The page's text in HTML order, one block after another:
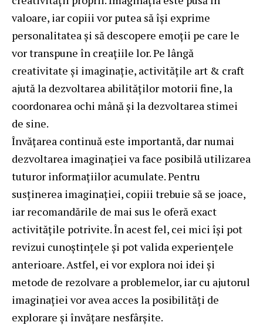
valoare, iar copiii vor putea să își exprime
personalitatea și să descopere emoții pe care le
vor transpune în creațiile lor. Pe lângă
creativitate și imaginație, activitățile art & craft
ajută la dezvoltarea abilităților motorii fine, la
coordonarea ochi mână și la dezvoltarea stimei
de sine.
Învățarea continuă este importantă, dar numai
dezvoltarea imaginației va face posibilă utilizarea
tuturor informațiilor acumulate. Pentru
susținerea imaginației, copiii trebuie să se joace,
iar recomandările de mai sus le oferă exact
activitățile potrivite. În acest fel, cei mici își pot
revizui cunoștințele și pot valida experiențele
anterioare. Astfel, ei vor explora noi idei și
metode de rezolvare a problemelor, iar cu ajutorul
imaginației vor avea acces la posibilități de
explorare și învățare nesfârșite.